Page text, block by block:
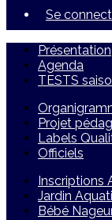
Se
Présentation
Agenda
TESTS
Projet
Labels
Officiels
Inscriptions
Jardin
Bébé